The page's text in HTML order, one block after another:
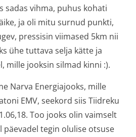
sadas vihma, puhus kohati
ja oli mitu surnud punkti,
pressisin viimased 5km nii
ühe tuttava selja kätte ja
mille jooksin silmad kinni :).
Narva Energiajooks, mille
EMV, seekord siis Tiidreku
Too jooks olin vaimselt
päevadel tegin olulise otsuse